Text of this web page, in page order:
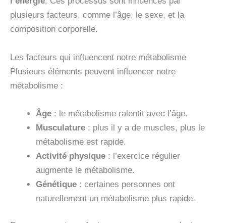
plusieurs facteurs, comme l’âge, le sexe, et la
composition corporelle.
Les facteurs qui influencent notre métabolisme
Plusieurs éléments peuvent influencer notre
métabolisme :
Âge : le métabolisme ralentit avec l’âge.
Musculature : plus il y a de muscles, plus le
métabolisme est rapide.
Activité physique : l’exercice régulier
augmente le métabolisme.
Génétique : certaines personnes ont
naturellement un métabolisme plus rapide.